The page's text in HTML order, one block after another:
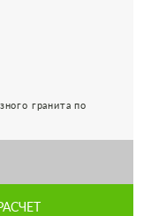
гранита по